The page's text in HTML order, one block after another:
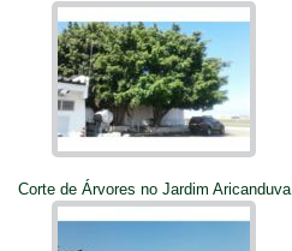
Corte de Árvores no Jardim Aricanduva